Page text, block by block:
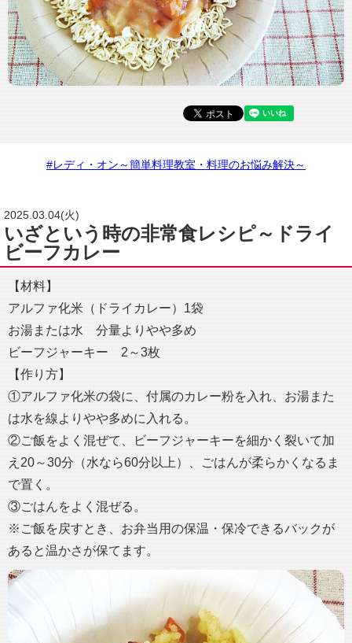
#レディ・オン～簡単料理教室・料理のお悩み解決～
2025.03.04(火)
いざという時の非常食レシピ～ドライ
ビーフカレー
【材料】
アルファ化米（ドライカレー）1袋
お湯または水 分量よりやや多め
ビーフジャーキー 2～3枚
【作り方】
①アルファ化米の袋に、付属のカレー粉を入れ、お湯また
は水を線よりやや多めに入れる。
②ご飯をよく混ぜて、ビーフジャーキーを細かく裂いて加
え20～30分（水なら60分以上）、ごはんが柔らかくなるま
で置く。
③ごはんをよく混ぜる。
※ご飯を戻すとき、お弁当用の保温・保冷できるバックが
あると温かさが保てます。